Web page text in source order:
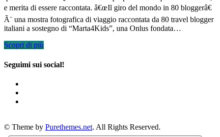
e merita di essere raccontata. â€œIl giro del mondo in 80 bloggerâ€
Ã¨ una mostra fotografica di viaggio raccontata da 80 travel blogger
italiani a sostegno di “Marta4Kids”, una Onlus fondata…
Scopri di più
Seguimi sui social!
© Theme by Purethemes.net. All Rights Reserved.